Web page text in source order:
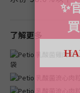
了解更多